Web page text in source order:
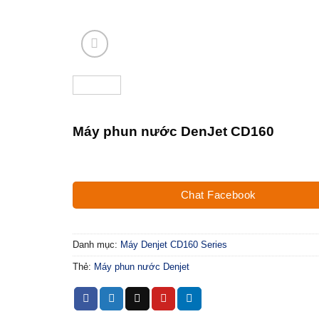
Máy phun nước DenJet CD160
Chat Facebook
Danh mục: Máy Denjet CD160 Series
Thẻ: Máy phun nước Denjet